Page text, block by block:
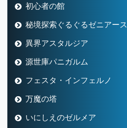
初心者の館
秘境探索ぐるぐるゼニアース
異界アスタルジア
源世庫パニガルム
フェスタ・インフェルノ
万魔の塔
いにしえのゼルメア